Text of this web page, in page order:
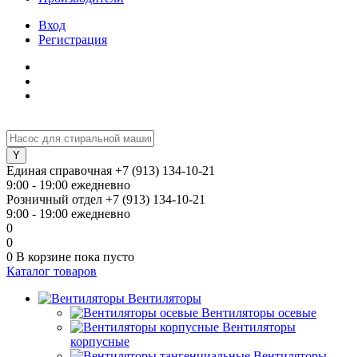
Вход
Регистрация
Единая справочная +7 (913) 134-10-21
9:00 - 19:00 ежедневно
Розничный отдел +7 (913) 134-10-21
9:00 - 19:00 ежедневно
0
0
0 В корзине пока пусто
Каталог товаров
Вентиляторы
Вентиляторы осевые
Вентиляторы
корпусные